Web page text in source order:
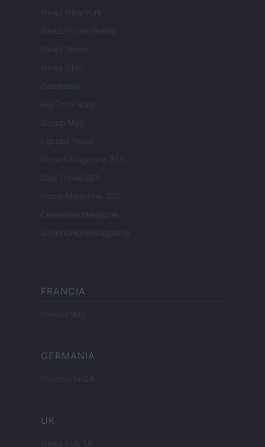
Newz New York
Newz Pennsylvania
Newz Illinois
Newz Ohio
Gameland
Hig Tech Mag
Scoop Mag
Lgbtqia News
Motors Magazine 365
Day Travel 365
Home Magazine 365
Cineverse Magazine
SecondHomeMagazine
FRANCIA
InvestirMag
GERMANIA
Investieren24
UK
News Hub UK